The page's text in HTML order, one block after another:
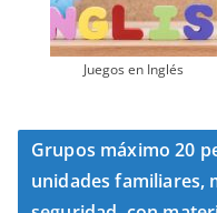
Juegos en Inglés
Grupos máximo 20
unidades familiares,